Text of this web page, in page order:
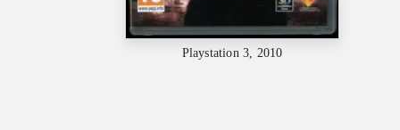
Playstation 3, 2010